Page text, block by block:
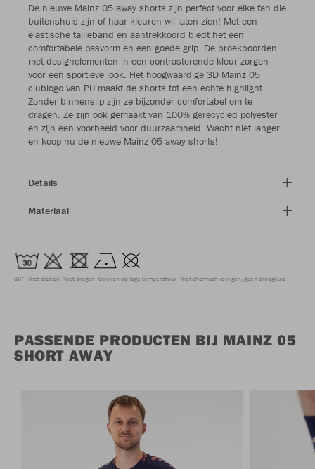
De nieuwe Mainz 05 away shorts zijn perfect voor elke fan die
buitenshuis zijn of haar kleuren wil laten zien! Met een
elastische tailleband en aantrekkoord biedt het een
comfortabele pasvorm en een goede grip. De broekboorden
met designelementen in een contrasterende kleur zorgen
voor een sportieve look. Het hoogwaardige 3D Mainz 05
clublogo van PU maakt de shorts tot een echte highlight.
Zonder binnenslip zijn ze bijzonder comfortabel om te
dragen. Ze zijn ook gemaakt van 100% gerecycled polyester
en zijn een voorbeeld voor duurzaamheid. Wacht niet langer
en koop nu de nieuwe Mainz 05 away shorts!
Details
Materiaal
30° Niet bleken Niet drogen Strijken op lage temperatuur Niet chemisch reinigen/geen droogkuis
PASSENDE PRODUCTEN BIJ MAINZ 05
SHORT AWAY